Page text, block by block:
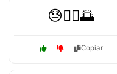
😓🚶‍♀️🌅
Copiar